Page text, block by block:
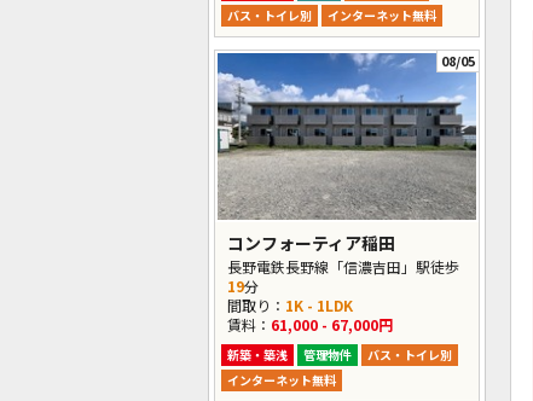
バス・トイレ別
インターネット無料
08/05
コンフォーティア稲田
長野電鉄長野線「信濃吉田」駅徒歩
19分
間取り： 1K - 1LDK
賃料： 61,000 - 67,000円
新築・築浅 管理物件
バス・トイレ別
インターネット無料